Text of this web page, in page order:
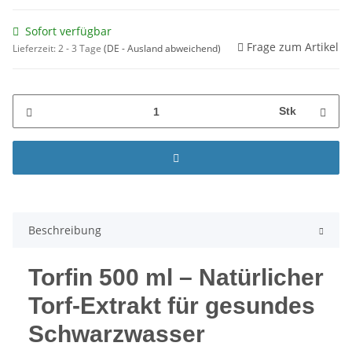
Sofort verfügbar
Lieferzeit:2 - 3 Tage (DE - Ausland abweichend) Frage zum Artikel
Stk
Beschreibung
Torfin 500 ml – Natürlicher
Torf-Extrakt für gesundes
Schwarzwasser